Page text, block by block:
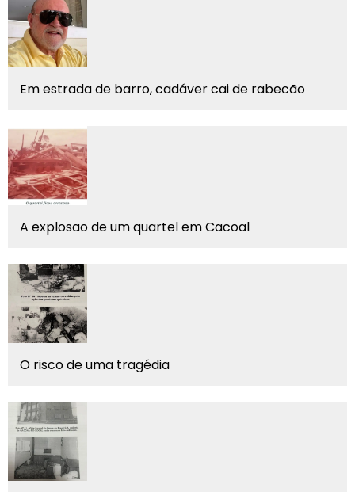
Em estrada de barro, cadáver cai de rabecão
A explosao de um quartel em Cacoal
O risco de uma tragédia